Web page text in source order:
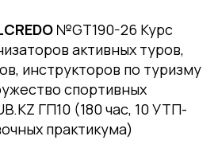
№GT190-26 Курс
активных туров,
инструкторов по туризму
спортивных
ГП10 (180 час, 10 УТП-
практикума)